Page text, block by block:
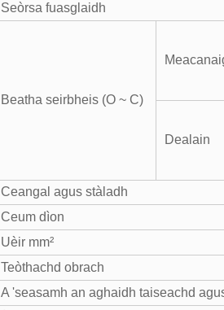
Seòrsa fuasglaidh
Beatha seirbheis (O ~ C)
Dealain
Ceangal agus stàladh
Ceum dìon
Uèir mm²
Teòthachd obrach
A 'seasamh an aghaidh taiseachd